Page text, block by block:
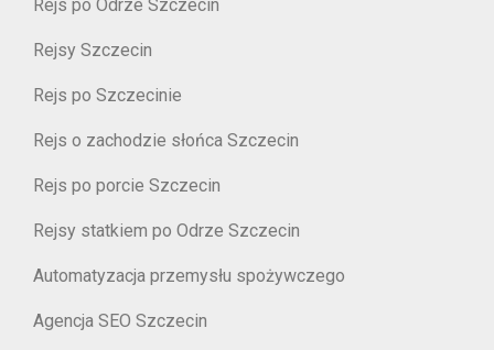
Rejs po Odrze Szczecin
Rejsy Szczecin
Rejs po Szczecinie
Rejs o zachodzie słońca Szczecin
Rejs po porcie Szczecin
Rejsy statkiem po Odrze Szczecin
Automatyzacja przemysłu spożywczego
Agencja SEO Szczecin